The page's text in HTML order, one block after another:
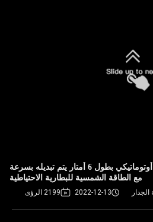
حاجز موقف سيارات أوتوماتيكي بطول 6 أمتار يتم تبديله بسرعة
مع الطاقة الشمسية للبطارية الاحتياطية
2022-12-13 2199 الرؤى